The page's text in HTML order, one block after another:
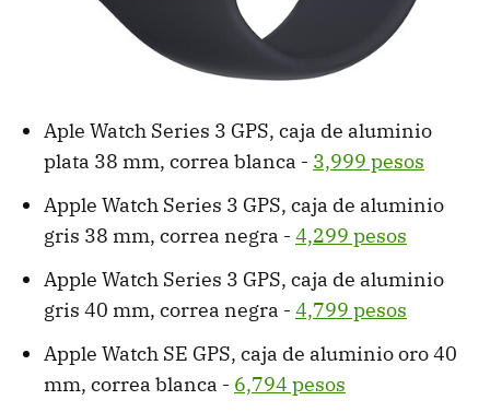
Aple Watch Series 3 GPS, caja de aluminio
plata 38 mm, correa blanca - 3,999 pesos
Apple Watch Series 3 GPS, caja de aluminio
gris 38 mm, correa negra - 4,299 pesos
Apple Watch Series 3 GPS, caja de aluminio
gris 40 mm, correa negra - 4,799 pesos
Apple Watch SE GPS, caja de aluminio oro 40
mm, correa blanca - 6,794 pesos